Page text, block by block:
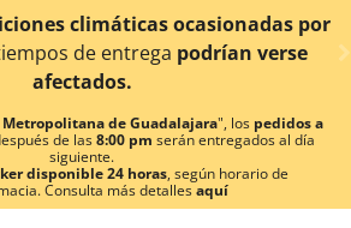
ocasionadas por
podrían verse
¡Ahora
Metropolitana de Guadalajara", los pedidos a
de las8:00 pm serán entregados al día
siguiente.
disponible 24 horas, según horario de
Consulta más detallesaquí